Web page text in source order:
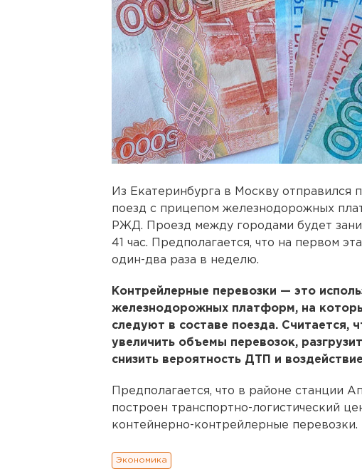
Из Екатеринбурга в Москву отправился
поезд с прицепом железнодорожных
РЖД. Проезд между городами будет
41 час. Предполагается, что на первом
один-два раза в неделю.
Контрейлерные перевозки — это
железнодорожных платформ, на
следуют в составе поезда. Считается,
увеличить объемы перевозок,
снизить вероятность ДТП и
Предполагается, что в районе станции
построен транспортно-логистический
контейнерно-контрейлерные перевозки.
Экономика